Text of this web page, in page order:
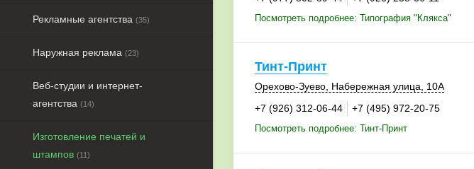
Рекламные агентства (35)
Наружная реклама (23)
Веб-студии и интернет-
агентства (14)
Изготовление печатей и
штампов (11)
Посмотреть подробнее: Типография "Клякса"
Тинт-Принт
Орехово-Зуево, Набережная улица
10А
+7 (926) 312-06-44
+7 (495) 972-20-75
Посмотреть подробнее: Тинт-Принт